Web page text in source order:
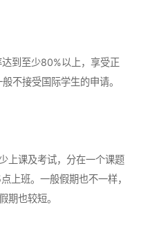
到至少80%以上，享受正
不接受国际学生的申请。
上课及考试，分在一个课题
上班。一般假期也不一样，
期也较短。